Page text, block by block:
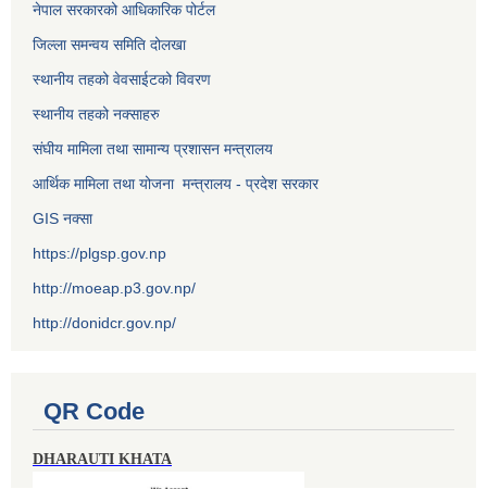
नेपाल सरकारको आधिकारिक पोर्टल
जिल्ला समन्वय समिति दोलखा
स्थानीय तहको वेवसाईटको विवरण
स्थानीय तहको नक्साहरु
संघीय मामिला तथा सामान्य प्रशासन मन्त्रालय
आर्थिक मामिला तथा योजना मन्त्रालय - प्रदेश सरकार
GIS नक्सा
https://plgsp.gov.np
http://moeap.p3.gov.np/
http://donidcr.gov.np/
QR Code
DHARAUTI KHATA